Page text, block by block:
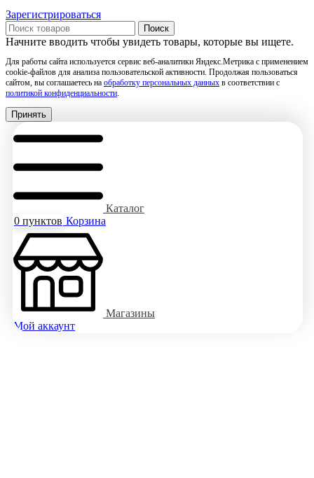
Зарегистрироваться
Поиск
Начните вводить чтобы увидеть товары, которые вы ищете.
Для работы сайта используется сервис веб-аналитики Яндекс.Метрика с применением
cookie-файлов для анализа пользовательской активности. Продолжая пользоваться
сайтом, вы соглашаетесь на обработку персональных данных в соответствии с
политикой конфиденциальности
Принять
Каталог
0 пунктов Корзина
Магазины
Мой аккаунт